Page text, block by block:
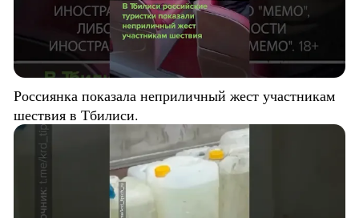
Россиянка показала неприличный жест участникам
шествия в Тбилиси.